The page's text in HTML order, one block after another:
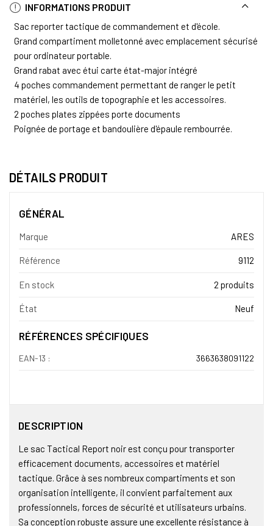
INFORMATIONS PRODUIT
Sac reporter tactique de commandement et d'école.
Grand compartiment molletonné avec emplacement sécurisé
pour ordinateur portable.
Grand rabat avec étui carte état-major intégré
4 poches commandement permettant de ranger le petit
matériel, les outils de topographie et les accessoires.
2 poches plates zippées porte documents
Poignée de portage et bandoulière d'épaule rembourrée.
DÉTAILS PRODUIT
GÉNÉRAL
Marque ARES
Référence 9112
En stock 2 produits
État Neuf
RÉFÉRENCES SPÉCIFIQUES
EAN-13 : 3663638091122
DESCRIPTION
Le sac Tactical Report noir est conçu pour transporter
efficacement documents, accessoires et matériel
tactique. Grâce à ses nombreux compartiments et son
organisation intelligente, il convient parfaitement aux
professionnels, forces de sécurité et utilisateurs urbains.
Sa conception robuste assure une excellente résistance à